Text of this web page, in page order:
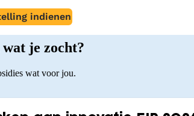
indienen
je zocht?
wat voor jou.